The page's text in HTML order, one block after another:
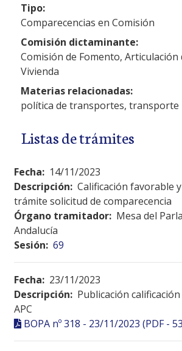
Tipo:
Comparecencias en Comisión
Comisión dictaminante:
Comisión de Fomento,
Vivienda
Materias relacionadas:
política de transportes, transporte
Listas de trámites
Fecha: 14/11/2023
Descripción: Calificación favorable
trámite solicitud de comparecencia
Órgano tramitador: Mesa del
Andalucía
Sesión: 69
Fecha: 23/11/2023
Descripción: Publicación
APC
BOPA nº 318 - 23/11/2023 (PDF -